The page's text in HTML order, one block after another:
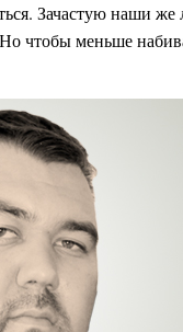
Зачастую наши же
чтобы меньше